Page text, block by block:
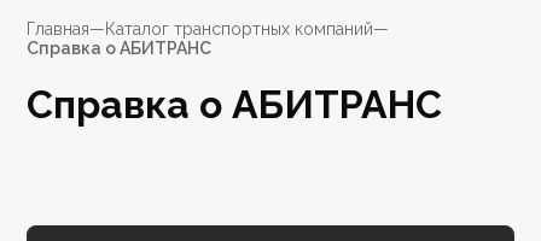
Главная—Каталог транспортных компаний—
Справка о АБИТРАНС
Справка о АБИТРАНС